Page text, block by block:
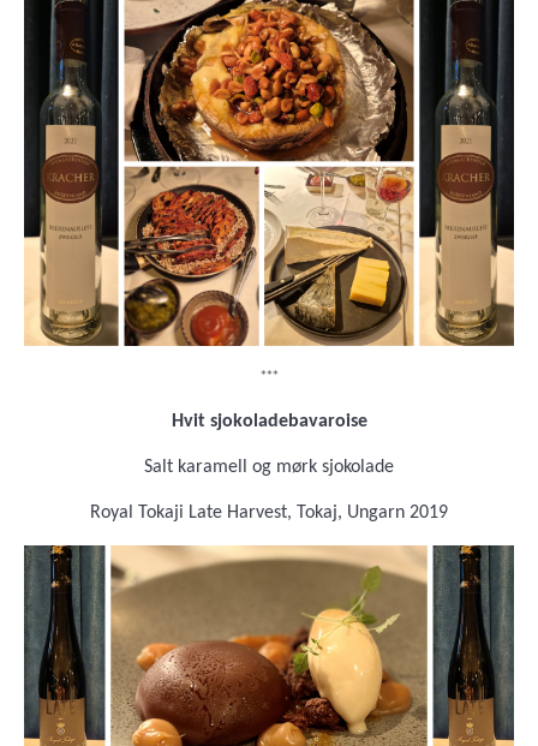
***
Hvit sjokoladebavaroise
Salt karamell og mørk sjokolade
Royal Tokaji Late Harvest, Tokaj, Ungarn 2019